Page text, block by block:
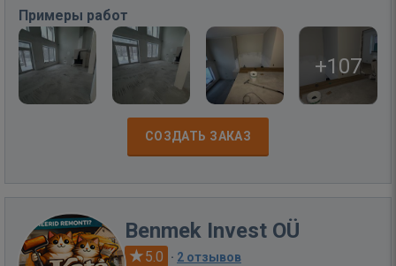
Примеры работ
+107
СОЗДАТЬ ЗАКАЗ
Benmek Invest OÜ
5.0 · 2 отзывов